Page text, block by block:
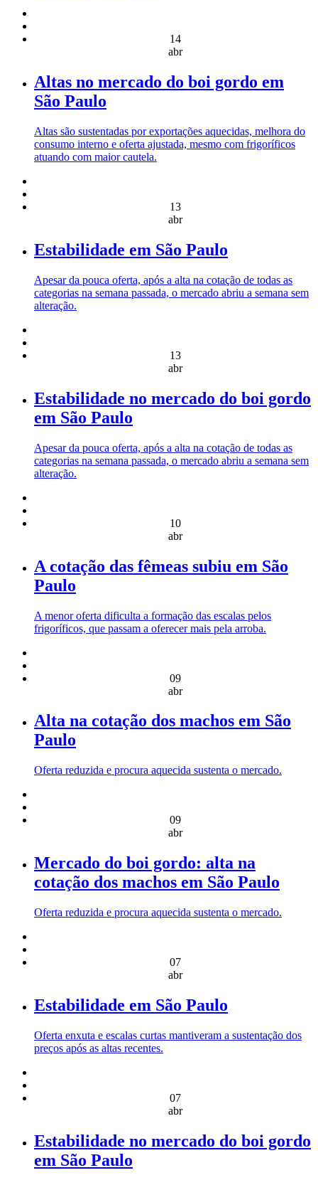
14
abr
Altas no mercado do boi gordo em
São Paulo
Altas são sustentadas por exportações aquecidas, melhora do
consumo interno e oferta ajustada, mesmo com frigoríficos
atuando com maior cautela.
13
abr
Estabilidade em São Paulo
Apesar da pouca oferta, após a alta na cotação de todas as
categorias na semana passada, o mercado abriu a semana sem
alteração.
13
abr
Estabilidade no mercado do boi gordo
em São Paulo
Apesar da pouca oferta, após a alta na cotação de todas as
categorias na semana passada, o mercado abriu a semana sem
alteração.
10
abr
A cotação das fêmeas subiu em São
Paulo
A menor oferta dificulta a formação das escalas pelos
frigoríficos, que passam a oferecer mais pela arroba.
09
abr
Alta na cotação dos machos em São
Paulo
Oferta reduzida e procura aquecida sustenta o mercado.
09
abr
Mercado do boi gordo: alta na
cotação dos machos em São Paulo
Oferta reduzida e procura aquecida sustenta o mercado.
07
abr
Estabilidade em São Paulo
Oferta enxuta e escalas curtas mantiveram a sustentação dos
preços após as altas recentes.
07
abr
Estabilidade no mercado do boi gordo
em São Paulo